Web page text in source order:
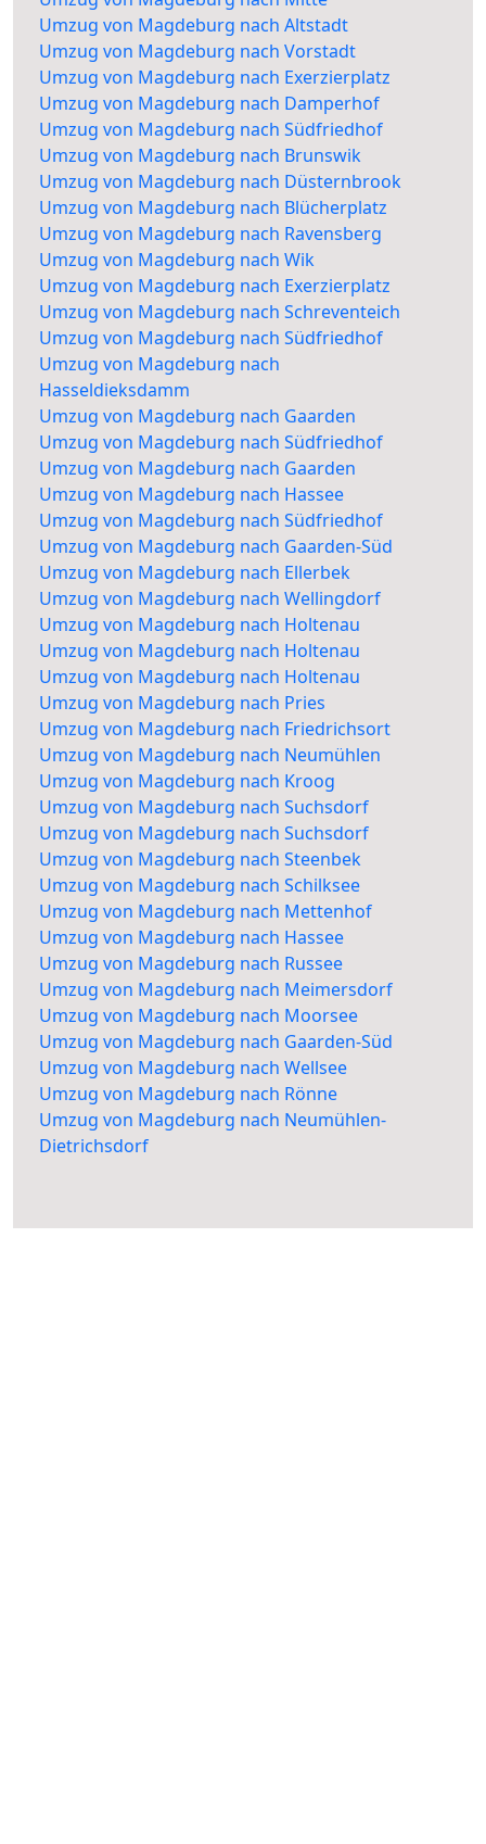
Umzug von Magdeburg nach Altstadt
Umzug von Magdeburg nach Vorstadt
Umzug von Magdeburg nach Exerzierplatz
Umzug von Magdeburg nach Damperhof
Umzug von Magdeburg nach Südfriedhof
Umzug von Magdeburg nach Brunswik
Umzug von Magdeburg nach Düsternbrook
Umzug von Magdeburg nach Blücherplatz
Umzug von Magdeburg nach Ravensberg
Umzug von Magdeburg nach Wik
Umzug von Magdeburg nach Exerzierplatz
Umzug von Magdeburg nach Schreventeich
Umzug von Magdeburg nach Südfriedhof
Umzug von Magdeburg nach
Hasseldieksdamm
Umzug von Magdeburg nach Gaarden
Umzug von Magdeburg nach Südfriedhof
Umzug von Magdeburg nach Gaarden
Umzug von Magdeburg nach Hassee
Umzug von Magdeburg nach Südfriedhof
Umzug von Magdeburg nach Gaarden-Süd
Umzug von Magdeburg nach Ellerbek
Umzug von Magdeburg nach Wellingdorf
Umzug von Magdeburg nach Holtenau
Umzug von Magdeburg nach Holtenau
Umzug von Magdeburg nach Holtenau
Umzug von Magdeburg nach Pries
Umzug von Magdeburg nach Friedrichsort
Umzug von Magdeburg nach Neumühlen
Umzug von Magdeburg nach Kroog
Umzug von Magdeburg nach Suchsdorf
Umzug von Magdeburg nach Suchsdorf
Umzug von Magdeburg nach Steenbek
Umzug von Magdeburg nach Schilksee
Umzug von Magdeburg nach Mettenhof
Umzug von Magdeburg nach Hassee
Umzug von Magdeburg nach Russee
Umzug von Magdeburg nach Meimersdorf
Umzug von Magdeburg nach Moorsee
Umzug von Magdeburg nach Gaarden-Süd
Umzug von Magdeburg nach Wellsee
Umzug von Magdeburg nach Rönne
Umzug von Magdeburg nach Neumühlen-
Dietrichsdorf